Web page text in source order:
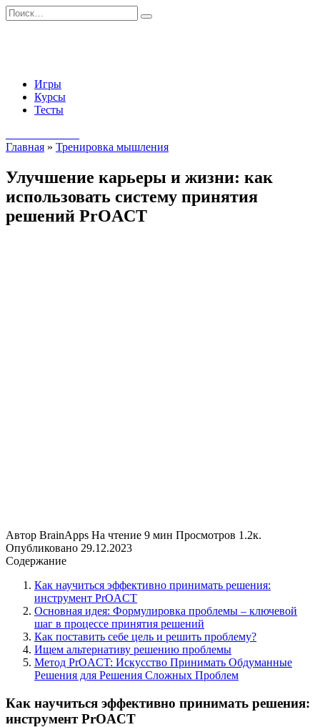
Перейти
к
Search
for:
Игры
Курсы
Тесты
Главная » Тренировка мышления
Улучшение карьеры и жизни: как
использовать систему принятия
решений PrOACT
Автор BrainApps На чтение 9 мин Просмотров 1.2к.
Опубликовано 29.12.2023
Содержание
Как научиться эффективно принимать решения:
инструмент PrOACT
Основная идея: Формулировка проблемы – ключевой
шаг в процессе принятия решений
Как поставить себе цель и решить проблему?
Ищем альтернативу решению проблемы
Метод PrOACT: Искусство Принимать Обдуманные
Решения для Решения Сложных Проблем
Как научиться эффективно принимать решения:
инструмент PrOACT